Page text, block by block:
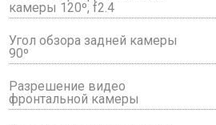
камеры 120º, f2.4
Угол обзора задней камеры
90º
Разрешение видео
фронтальной камеры